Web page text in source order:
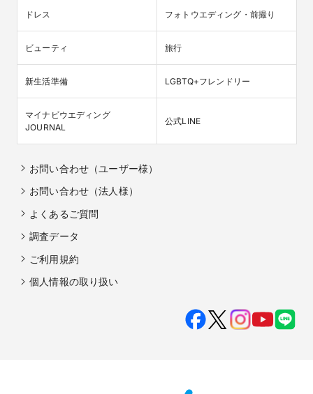
ドレス フォトウエディング・前撮り
ビューティ 旅行
新生活準備 LGBTQ+フレンドリー
マイナビウエディング
JOURNAL
公式LINE
お問い合わせ（ユーザー様）
お問い合わせ（法人様）
よくあるご質問
調査データ
ご利用規約
個人情報の取り扱い